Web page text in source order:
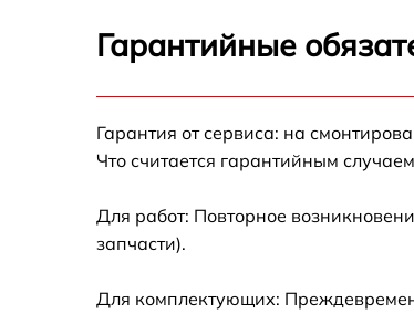
Гарантийные
Гарантия от сервиса: на
Что считается гарантийным
Для работ: Повторное
запчасти).
Для комплектующих: